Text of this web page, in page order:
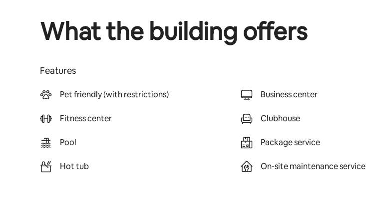
What the building offers
Features
Pet friendly (with restrictions)
Fitness center
Pool
Hot tub
Business center
Clubhouse
Package service
On-site maintenance service